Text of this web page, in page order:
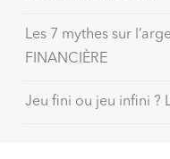
Les 7 mythes sur
FINANCIÈRE
Jeu fini ou jeu infini ?